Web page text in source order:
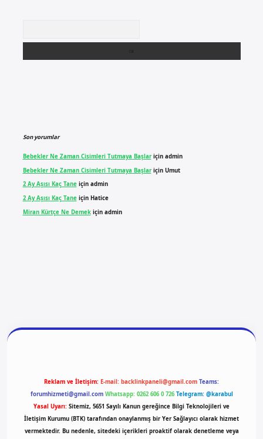
Son yorumlar
Bebekler Ne Zaman Cisimleri Tutmaya Başlariçin admin
Bebekler Ne Zaman Cisimleri Tutmaya Başlariçin Umut
2 Ay Aşısı Kaç Taneiçin admin
2 Ay Aşısı Kaç Taneiçin Hatice
Miran Kürtçe Ne Demekiçin admin
Reklam ve İletişim: E-mail: backlinkpaneli@gmail.com Teams:
forumhizmeti@gmail.com Whatsapp: 0262 606 0 726 Telegram: @karabul
Yasal Uyarı: Sitemiz, 5651 Sayılı Kanun gereğince Bilgi Teknolojileri ve
İletişim Kurumu (BTK) tarafından onaylanmış bir Yer Sağlayıcı olarak hizmet
vermektedir. Bu nedenle, sitedeki içerikleri proaktif olarak denetleme veya